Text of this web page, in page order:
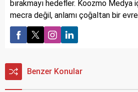
bırakmayı hedefler. Koozmo Medya
mecra değil, anlamı çoğaltan bir
Benzer Konular